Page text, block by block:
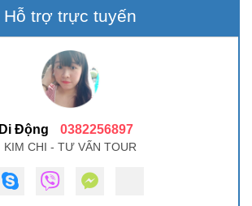
Hỗ trợ trực tuyến
Di Động 0382256897
KIM CHI - TƯ VẤN TOUR